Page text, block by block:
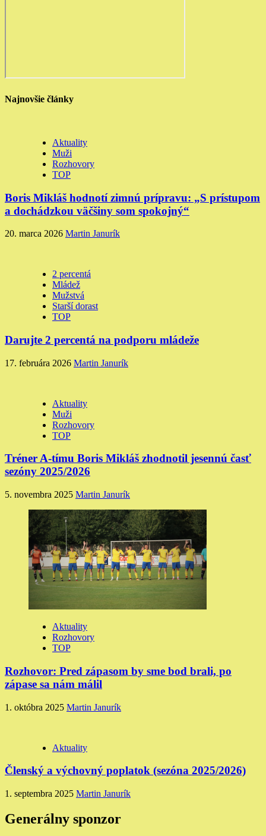
Najnovšie články
Aktuality
Muži
Rozhovory
TOP
Boris Mikláš hodnotí zimnú prípravu: „S prístupom
a dochádzkou väčšiny som spokojný“
20. marca 2026 Martin Janurík
2 percentá
Mládež
Mužstvá
Starší dorast
TOP
Darujte 2 percentá na podporu mládeže
17. februára 2026 Martin Janurík
Aktuality
Muži
Rozhovory
TOP
Tréner A-tímu Boris Mikláš zhodnotil jesennú časť
sezóny 2025/2026
5. novembra 2025 Martin Janurík
Aktuality
Rozhovory
TOP
Rozhovor: Pred zápasom by sme bod brali, po
zápase sa nám málil
1. októbra 2025 Martin Janurík
Aktuality
Členský a výchovný poplatok (sezóna 2025/2026)
1. septembra 2025 Martin Janurík
Generálny sponzor